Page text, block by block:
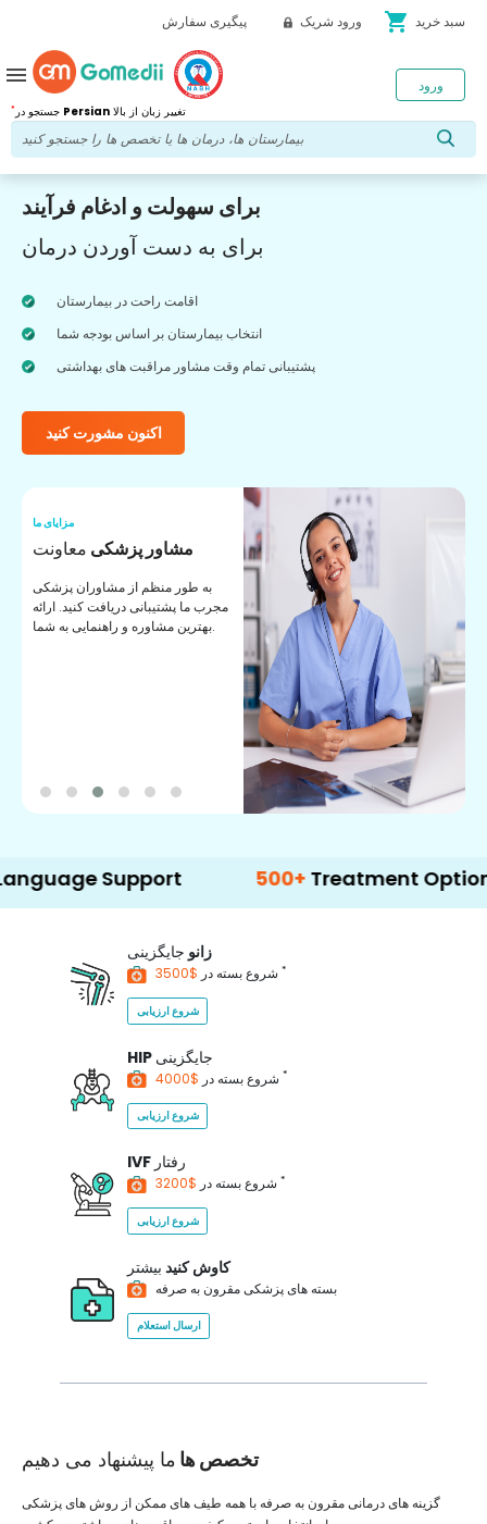
پیگیری سفارش ورود شریک shopping_cart سبد خرید
* Persian تغییر زبان از بالا
ورود menu
برای سهولت و ادغام فرآیند
برای به دست آوردن درمان
اقامت راحت در بیمارستان
انتخاب بیمارستان بر اساس بودجه شما
پشتیبانی تمام وقت مشاور مراقبت های بهداشتی
اکنون مشورت کنید
مزایای ما
مشاور پزشکی معاونت
به طور منظم از مشاوران پزشکی
مجرب ما پشتیبانی دریافت کنید. ارائه
بهترین مشاوره و راهنمایی به شما.
Support 500+ Treatment Options
زانو جایگزینی
شروع بسته در *
شروع ارزیابی
HIP جایگزینی
شروع بسته در *
شروع ارزیابی
IVF رفتار
شروع بسته در *
شروع ارزیابی
کاوش کنید بیشتر
بسته های پزشکی مقرون به صرفه
ارسال استعلام
تخصص ها ما پیشنهاد می دهیم
گزینه های درمانی مقرون به صرفه با همه طیف های ممکن از روش های پزشکی